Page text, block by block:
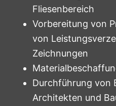
Fliesenbereich
Vorbereitung von
von
Zeichnungen
Durchführung von
Architekten und